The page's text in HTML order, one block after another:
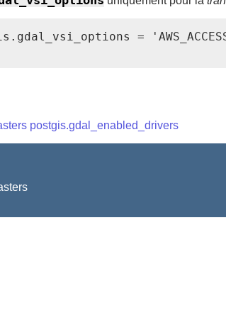
=
postgis.gdal_enabled_drivers